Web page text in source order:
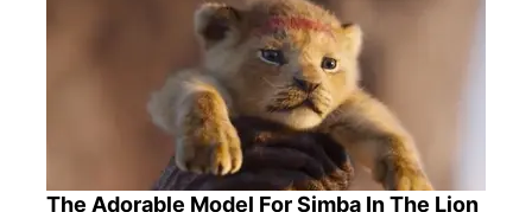
The Adorable Model For Simba In The Lion